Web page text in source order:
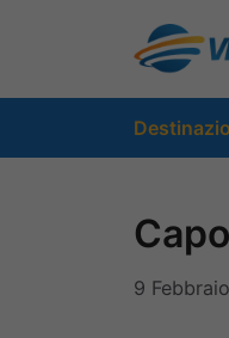
contenuto
9